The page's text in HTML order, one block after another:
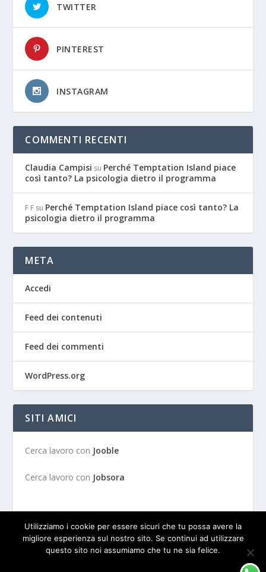
TWITTER
PINTEREST
INSTAGRAM
COMMENTI RECENTI
Claudia Campisi su Perché Temptation Island piace
così tanto? La psicologia dietro il programma
F F su Perché Temptation Island piace così tanto? La
psicologia dietro il programma
META
Accedi
Feed dei contenuti
Feed dei commenti
WordPress.org
SITI AMICI
Cerca lavoro con Jooble
Cerca lavoro con Jobsora
WordPress
Utilizziamo i cookie per essere sicuri che tu possa avere la
migliore esperienza sul nostro sito. Se continui ad utilizzare
questo sito noi assumiamo che tu ne sia felice.